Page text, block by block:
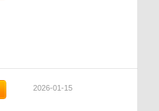
2026-01-15